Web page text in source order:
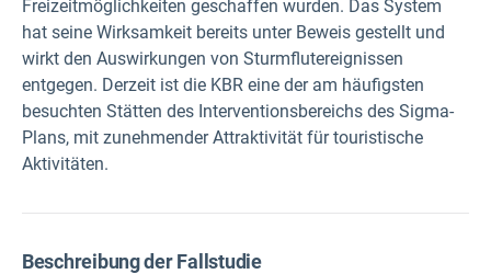
Freizeitmöglichkeiten geschaffen wurden. Das System
hat seine Wirksamkeit bereits unter Beweis gestellt und
wirkt den Auswirkungen von Sturmflutereignissen
entgegen. Derzeit ist die KBR eine der am häufigsten
besuchten Stätten des Interventionsbereichs des Sigma-
Plans, mit zunehmender Attraktivität für touristische
Aktivitäten.
Beschreibung der Fallstudie